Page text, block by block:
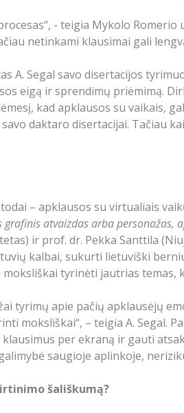
- teigia Mykolo
netinkami klausimai gali
A. Segal savo disertacijos
eigą ir sprendimų priėmimą.
kad apklausos su vaikais,
daktaro disertacijai. Tačiau
– apklausos su virtualiais
atvaizdas arba personažas,
ir prof. dr. Pekka Santtila
kalbai, sukurti lietuviški
tyrinėti jautrias
tyrimų apie pačių apklausėjų
moksliškai“, – teigia A. Segal.
per ekraną ir gauti
saugioje aplinkoje,
šališkumą?